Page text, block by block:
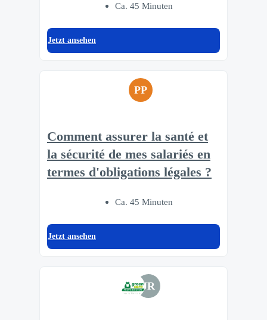
Ca. 45 Minuten
Jetzt ansehen
PP
Comment assurer la santé et
la sécurité de mes salariés en
termes d'obligations légales ?
Ca. 45 Minuten
Jetzt ansehen
JR